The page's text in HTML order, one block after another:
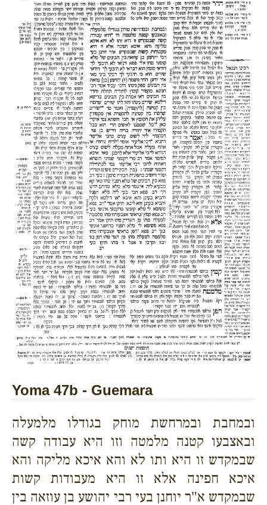
Yoma 47b - Guemara
ובמחבת ובמרחשת מוחק בגודלו מלמעלה
ובאצבעו קטנה מלמטה וזו היא עבודה קשה
שבמקדש זו היא ותו לא והא איכא מליקה והא
איכא חפינה אלא זו היא מעבודות קשות
שבמקדש א"ר יוחנן בעי רבי יהושע בן עוזאה בין